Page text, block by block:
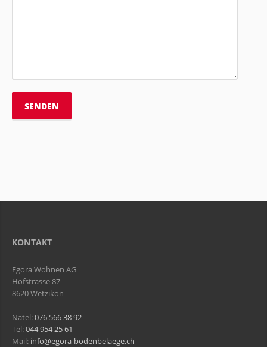
KONTAKT
Egora Wohnen AG
Hofstrasse 87
8620 Wetzikon
Natel:076 566 38 92
Tel:044 954 25 61
Mail: info@egora-bodenbelaege.ch